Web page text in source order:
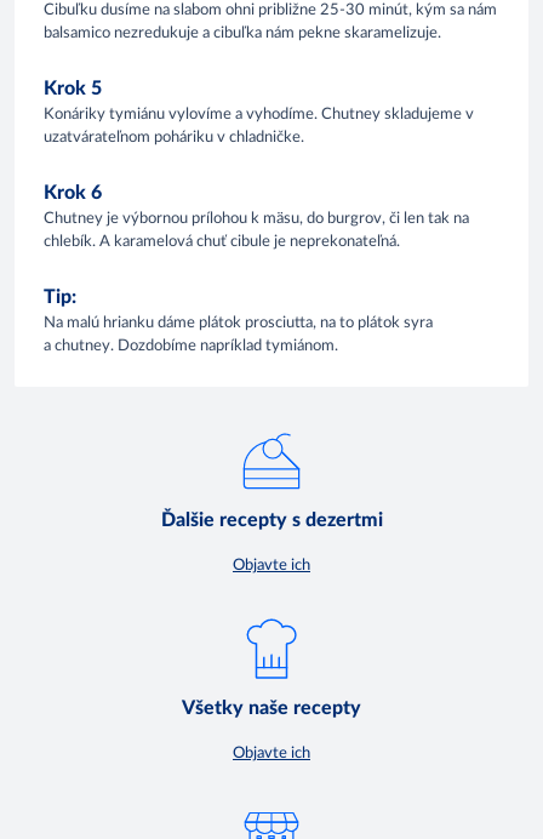
Cibuľku dusíme na slabom ohni približne 25-30 minút, kým sa nám
balsamico nezredukuje a cibuľka nám pekne skaramelizuje.
Krok 5
Konáriky tymiánu vylovíme a vyhodíme. Chutney skladujeme v
uzatvárateľnom poháriku v chladničke.
Krok 6
Chutney je výbornou prílohou k mäsu, do burgrov, či len tak na
chlebík. A karamelová chuť cibule je neprekonateľná.
Tip:
Na malú hrianku dáme plátok prosciutta, na to plátok syra
a chutney. Dozdobíme napríklad tymiánom.
Ďalšie recepty s dezertmi
Objavte ich
Všetky naše recepty
Objavte ich